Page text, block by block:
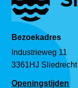
Bezoekadres
Industrieweg 11
3361HJ Sliedrecht
Openingstijden